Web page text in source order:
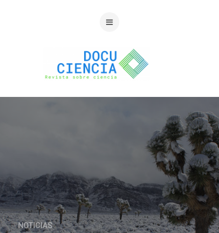
NOTICIAS